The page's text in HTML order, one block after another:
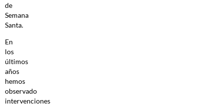
de
Semana
Santa.
En
los
últimos
años
hemos
observado
intervenciones